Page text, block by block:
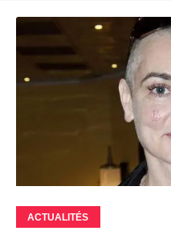
ACTUALITÉS